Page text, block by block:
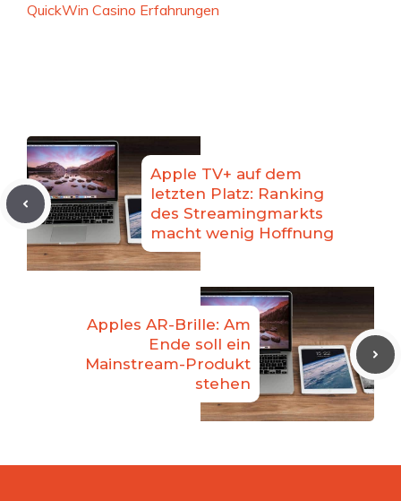
QuickWin Casino Erfahrungen
Apple TV+ auf dem
letzten Platz: Ranking
des Streamingmarkts
macht wenig Hoffnung
Apples AR-Brille: Am
Ende soll ein
Mainstream-Produkt
stehen